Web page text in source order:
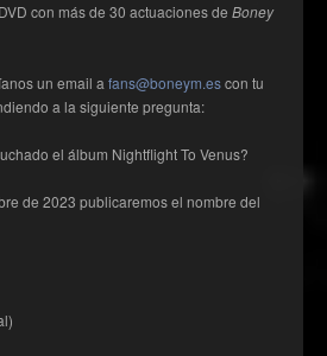
con más de 30 actuaciones de Boney
un email a fans@boneym.escon tu
a la siguiente pregunta:
el álbum Nightflight To Venus?
de 2023 publicaremos el nombre del